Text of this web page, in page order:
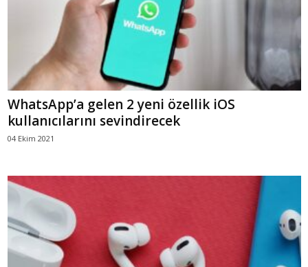
WhatsApp’a gelen 2 yeni özellik iOS
kullanıcılarını sevindirecek
04 Ekim 2021